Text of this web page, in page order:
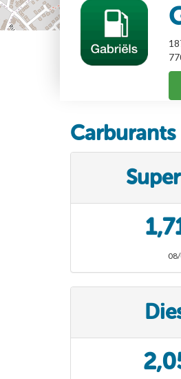
Carburants